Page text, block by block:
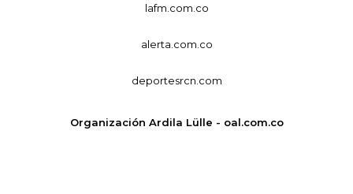
lafm.com.co
alerta.com.co
deportesrcn.com
Organización Ardila Lülle - oal.com.co